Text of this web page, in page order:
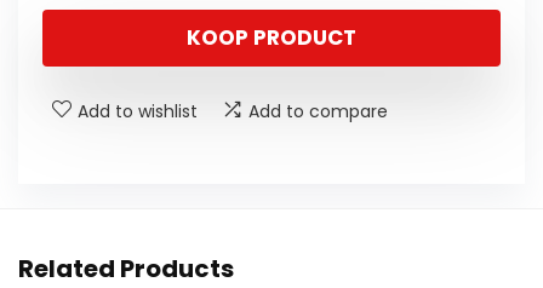
KOOP PRODUCT
Add to wishlist Add to compare
Related Products